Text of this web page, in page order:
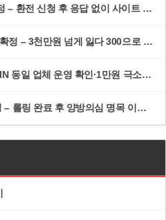
라운지(LOUNGE) 먹튀 확정 – 환전 신청 후 응답 없이 사이트 접속 차단·고객센터 두절 | dp-ys.com
속사포(SOKSAKPO) 먹튀 확정 – 3천만원 넘게 잃다 300으로 5100 만든 순간 즉시 차단·총판까지 한패 | 속사포주소.com
KRwin 먹튀 확정 – KORWIN 동일 업체 운영 확인·1만원 극소액도 환전 거부 | 12krwin.com
여행사(TRAVEL) 먹튀 확정 – 롤링 완료 후 양방의심 명목 이틀 방치·추가 롤링 300% 강요 | dal82.com